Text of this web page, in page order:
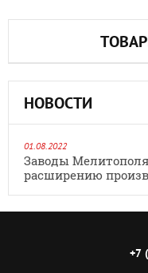
НОВОСТИ
01.08.2022
Заводы
расширению
+7